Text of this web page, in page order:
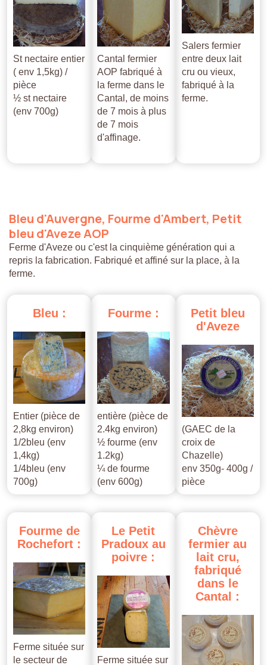
St nectaire entier
( env 1,5kg) /
pièce
½ st nectaire
(env 700g)
Cantal fermier
AOP fabriqué à
la ferme dans le
Cantal, de moins
de 7 mois à plus
de 7 mois
d'affinage.
Salers fermier
entre deux lait
cru ou vieux,
fabriqué à la
ferme.
Bleu d'Auvergne, Fourmed'Ambert, Petit
bleu d'AvezeAOP
Ferme d'Aveze ou c'est la cinquième génération qui a
repris la fabrication. Fabriqué et affiné sur la place, à la
ferme.
Bleu :
Entier (pièce de
2,8kg environ)
1/2bleu (env
1,4kg)
1/4bleu (env
700g)
Fourme :
entière (pièce de
2.4kg environ)
½ fourme (env
1.2kg)
¼ de fourme
(env 600g)
Petit bleu
d'Aveze
(GAEC de la
croix de
Chazelle)
env 350g- 400g /
pièce
Fourme de
Rochefort :
Ferme située sur
le secteur de
Le Petit
Pradoux au
poivre :
Ferme située sur
Chèvre
fermier au
lait cru,
fabriqué
dans le
Cantal :